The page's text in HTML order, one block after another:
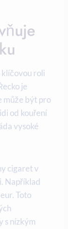
roli
je
může být pro
od kouření
vysoké
cigaret v
Například
Toto
s nízkým